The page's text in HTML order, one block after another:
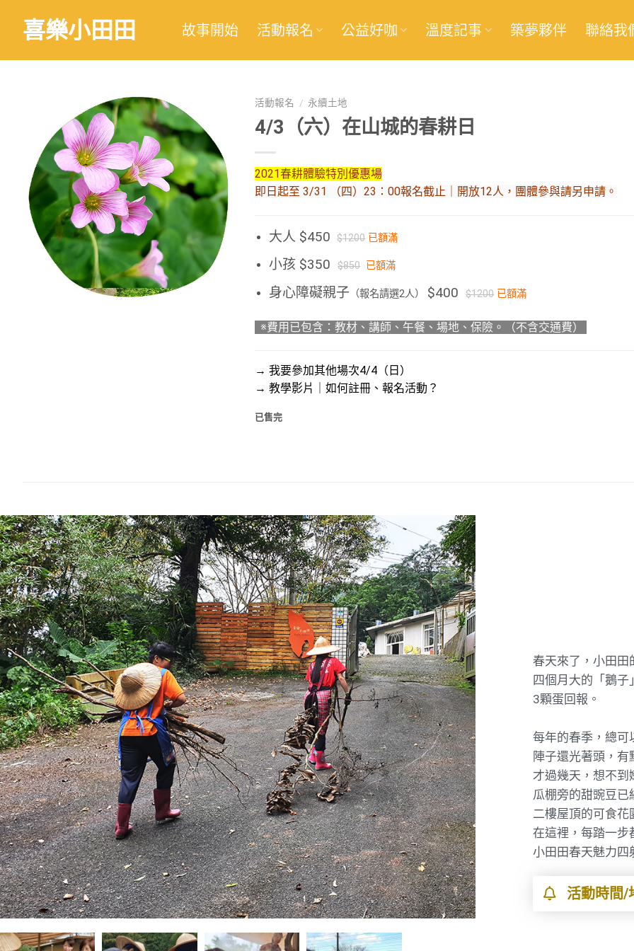
喜樂小田田 故事開始 活動報名 公益好咖 溫度記事 築夢夥伴 聯絡我
活動報名 / 永續土地
4/3（六）在山城的春耕日
2021春耕體驗特別優惠場
即日起至 3/31 （四）23：00報名截止｜開放12人，團體參與請另申請。
大人 $450 $1200 已額滿
小孩 $350$850 已額滿
身心障礙親子 （報名請選2人） $400$1200 已額滿
※費用已包含：教材、講師、午餐、場地、保險。（不含交通費）
→ 我要參加其他場次4/4（日）
→ 教學影片｜如何註冊、報名活動？
已售完
春天來了，小田田
四個月大的「鵝
3顆蛋回報。
每年的春季，總可
陣子還光著頭，
才過幾天，想不到
瓜棚旁的甜豌豆已
二樓屋頂的可食花
在這裡，每踏一步
小田田春天魅力四
活動時間/